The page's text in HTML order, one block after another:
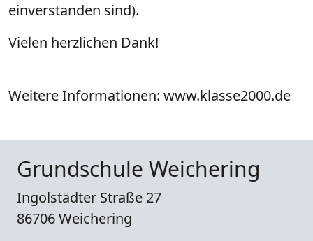
einverstanden sind).
Vielen herzlichen Dank!
Weitere Informationen: www.klasse2000.de
Grundschule Weichering
Ingolstädter Straße 27
86706 Weichering